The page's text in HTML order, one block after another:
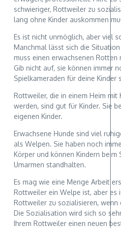
schwieriger, Rottweiler zu
lang ohne Kinder auskommen
Es ist nicht unmöglich, aber viel
Manchmal lässt sich die
muss einen erwachsenen Rotten
Gib nicht auf, sie können immer
Spielkameraden für deine Kinder
Rottweiler, die in einem Heim mit
werden, sind gut für Kinder. Sie
eigenen Kinder.
Erwachsene Hunde sind viel
als Welpen. Sie haben noch
Körper und können Kindern beim
Umarmen standhalten.
Es mag wie eine Menge Arbeit
Rottweiler ein Welpe ist, aber es
Rottweiler zu sozialisieren,
Die Sozialisation wird sich so
Ihrem Rottweiler einen neuen